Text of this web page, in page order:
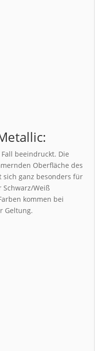
beeindruckt. Die
Oberfläche des
sich ganz besonders für
Schwarz/Weiß
kommen bei
Geltung.